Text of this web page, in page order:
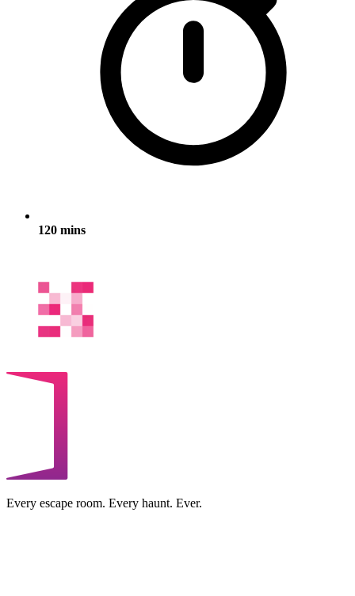
120 mins
Every escape room. Every haunt. Ever.